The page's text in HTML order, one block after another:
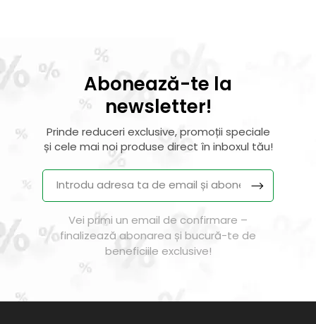
Abonează-te la
newsletter!
Prinde reduceri exclusive, promoții speciale
și cele mai noi produse direct în inboxul tău!
Vei primi un email de confirmare –
finalizează abonarea și bucură-te de
beneficiile exclusive!